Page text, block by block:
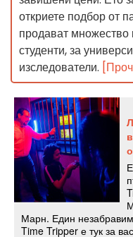
откриете подбор от
продават множество
студенти, за
изследователи.